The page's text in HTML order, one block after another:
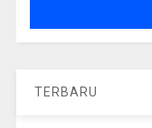
TERBARU